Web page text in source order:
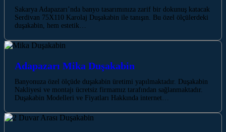
Sakarya Adapazarı’nda banyo tasarımınıza zarif bir dokunuş katacak
Serdivan 75X110 Karolaj Duşakabin ile tanışın. Bu özel ölçülerdeki
duşakabin, hem estetik…
Adapazarı Mika Duşakabin
Banyonuza özel ölçüde duşakabin üretimi yapılmaktadır. Duşakabin
Nakliyesi ve montajı ücretsiz firmamız tarafından sağlanmaktadır.
Duşakabin Modelleri ve Fiyatları Hakkında internet…